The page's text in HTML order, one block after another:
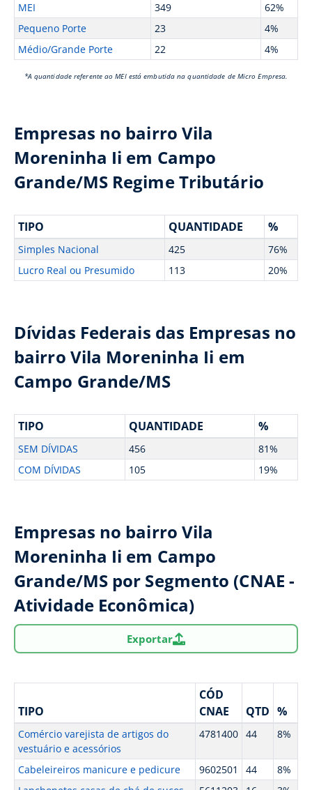
MEI
349
62%
Pequeno Porte
23
4%
Médio/Grande Porte
22 4%
*A quantidade referente ao MEI está embutida na quantidade de Micro Empresa.
Empresas no bairro Vila
Moreninha Ii em Campo
Grande/MS Regime Tributário
TIPO QUANTIDADE %
Simples Nacional 425
76%
Lucro Real ou Presumido
113 20%
Dívidas Federais das Empresas no
bairro Vila Moreninha Ii em
Campo Grande/MS
TIPO QUANTIDADE %
SEM DÍVIDAS 456
81%
COM DÍVIDAS
105 19%
Empresas no bairro Vila
Moreninha Ii em Campo
Grande/MS por Segmento (CNAE -
Atividade Econômica)
Exportar
TIPO
CÓD
CNAE
QTD %
Comércio varejista de artigos do
vestuário e acessórios
4781400 44 8%
Cabeleireiros manicure e pedicure 9602501 44
8%